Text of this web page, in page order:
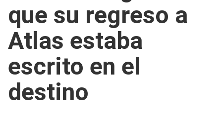
que su regreso a
Atlas estaba
escrito en el
destino